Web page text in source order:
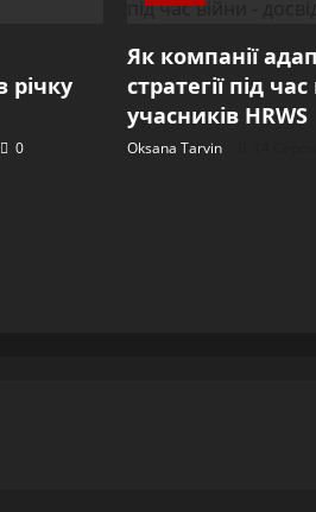
річку
0
Як компанії
стратегії під
учасників HRWS
Oksana Tarvin